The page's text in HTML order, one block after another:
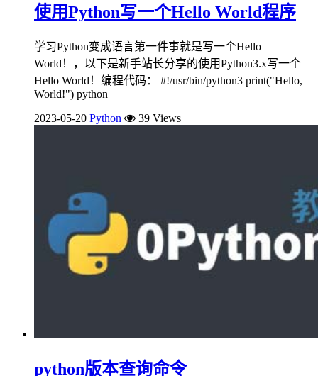
使用Python写一个Hello World程序
学习Python变成语言第一件事就是写一个Hello
World！，以下是新手站长分享的使用Python3.x写一个
Hello World！编程代码： #!/usr/bin/python3 print("Hello,
World!") python
2023-05-20 Python 39 Views
python版本查询命令